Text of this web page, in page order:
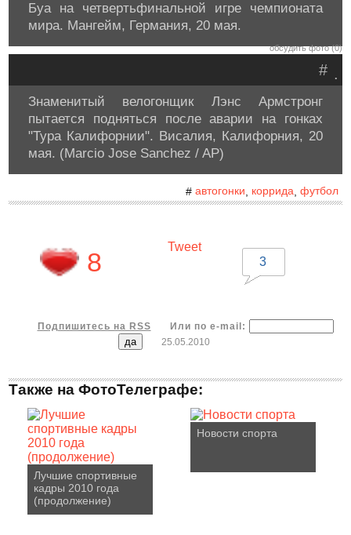
Буа на четвертьфинальной игре чемпионата
мира. Мангейм, Германия, 20 мая.
обсудить фото (0)
.
#
Знаменитый велогонщик Лэнс Армстронг
пытается подняться после аварии на гонках
"Тура Калифорнии". Висалия, Калифорния, 20
мая. (Marcio Jose Sanchez / AP)
# автогонки коррида, футбол
8
Tweet
3
Подпишитесь на RSS
Или по e-mail:
25.05.2010
Также на ФотоТелеграфе:
Лучшие спортивные
кадры 2010 года
(продолжение)
Новости спорта